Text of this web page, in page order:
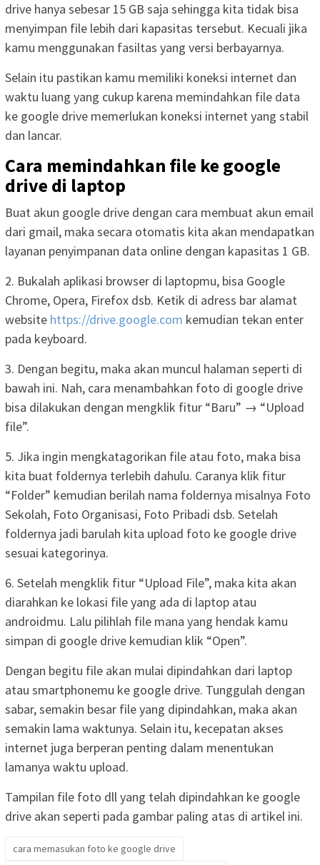
drive hanya sebesar 15 GB saja sehingga kita tidak bisa
menyimpan file lebih dari kapasitas tersebut. Kecuali jika
kamu menggunakan fasiltas yang versi berbayarnya.
Selain itu pastikan kamu memiliki koneksi internet dan
waktu luang yang cukup karena memindahkan file data
ke google drive memerlukan koneksi internet yang stabil
dan lancar.
Cara memindahkan file ke google
drive di laptop
Buat akun google drive dengan cara membuat akun email
dari gmail, maka secara otomatis kita akan mendapatkan
layanan penyimpanan data online dengan kapasitas 1 GB.
2. Bukalah aplikasi browser di laptopmu, bisa Google
Chrome, Opera, Firefox dsb. Ketik di adress bar alamat
website https://drive.google.com kemudian tekan enter
pada keyboard.
3. Dengan begitu, maka akan muncul halaman seperti di
bawah ini. Nah, cara menambahkan foto di google drive
bisa dilakukan dengan mengklik fitur “Baru” → “Upload
file”.
5. Jika ingin mengkatagorikan file atau foto, maka bisa
kita buat foldernya terlebih dahulu. Caranya klik fitur
“Folder” kemudian berilah nama foldernya misalnya Foto
Sekolah, Foto Organisasi, Foto Pribadi dsb. Setelah
foldernya jadi barulah kita upload foto ke google drive
sesuai kategorinya.
6. Setelah mengklik fitur “Upload File”, maka kita akan
diarahkan ke lokasi file yang ada di laptop atau
androidmu. Lalu pilihlah file mana yang hendak kamu
simpan di google drive kemudian klik “Open”.
Dengan begitu file akan mulai dipindahkan dari laptop
atau smartphonemu ke google drive. Tunggulah dengan
sabar, semakin besar file yang dipindahkan, maka akan
semakin lama waktunya. Selain itu, kecepatan akses
internet juga berperan penting dalam menentukan
lamanya waktu upload.
Tampilan file foto dll yang telah dipindahkan ke google
drive akan seperti pada gambar paling atas di artikel ini.
cara memasukan foto ke google drive